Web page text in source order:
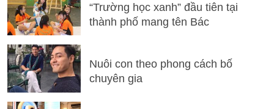
“Trường học xanh” đầu tiên tại
thành phố mang tên Bác
Nuôi con theo phong cách bố
chuyên gia